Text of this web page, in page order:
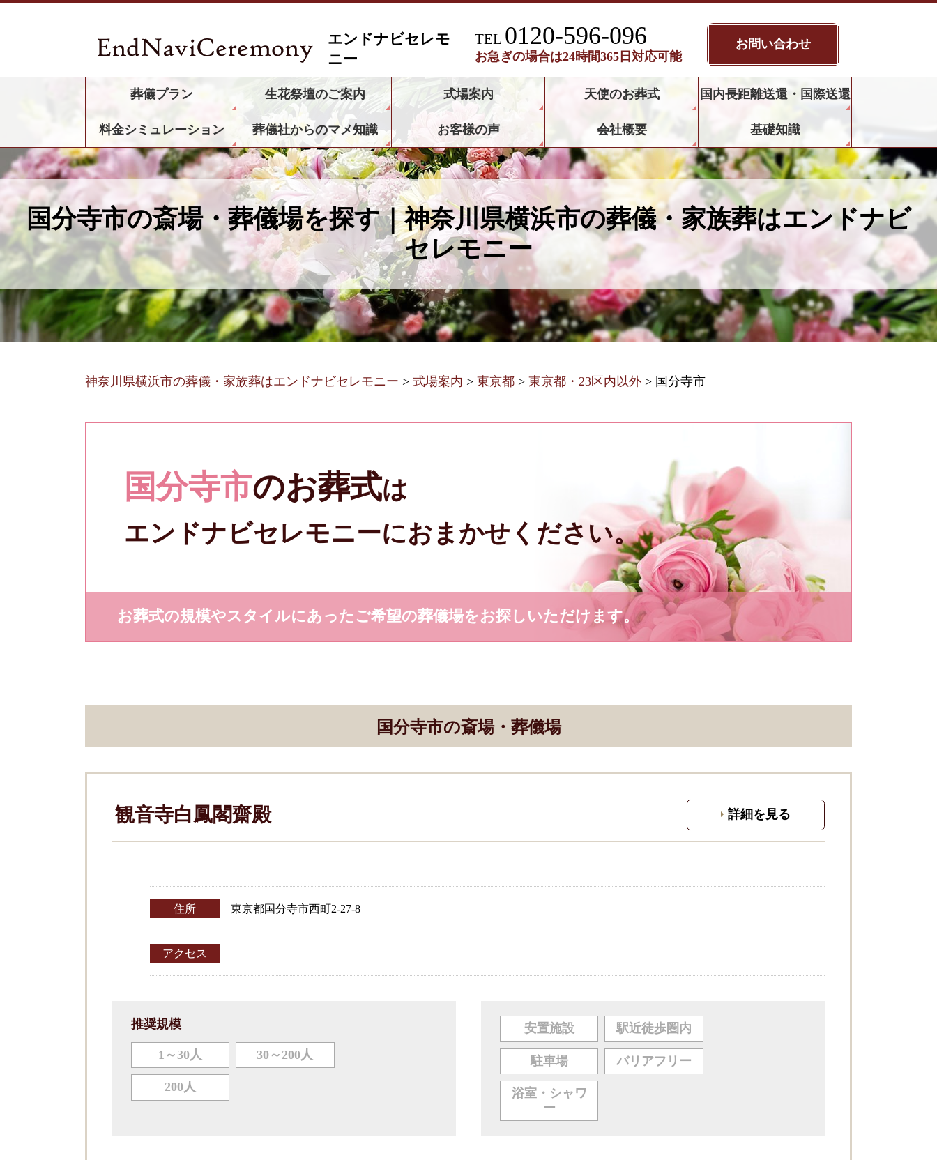
国分寺市の斎場・葬儀場を探す｜神奈川県横浜市の葬儀・家族葬はエンドナビ
セレモニー
エンドナビセレモ
ニー
TEL 0120-596-096
お急ぎの場合は24時間365日対応可能
お問い合わせ
葬儀プラン 生花祭壇のご案内 式場案内 天使のお葬式 国内長距離送還・国際送還
料金シミュレーション 葬儀社からのマメ知識 お客様の声 会社概要 基礎知識
神奈川県横浜市の葬儀・家族葬はエンドナビセレモニー > 式場案内 > 東京都 > 東京都・23区内以外 > 国分寺市
国分寺市のお葬式は
エンドナビセレモニーにおまかせください。
お葬式の規模やスタイルにあったご希望の葬儀場をお探しいただけます。
国分寺市の斎場・葬儀場
観音寺白鳳閣齋殿 詳細を見る
住所 東京都国分寺市西町2-27-8
アクセス
推奨規模
1～30人 30～200人
200人
安置施設 駅近徒歩圏内
駐車場 バリアフリー
浴室・シャワ
ー